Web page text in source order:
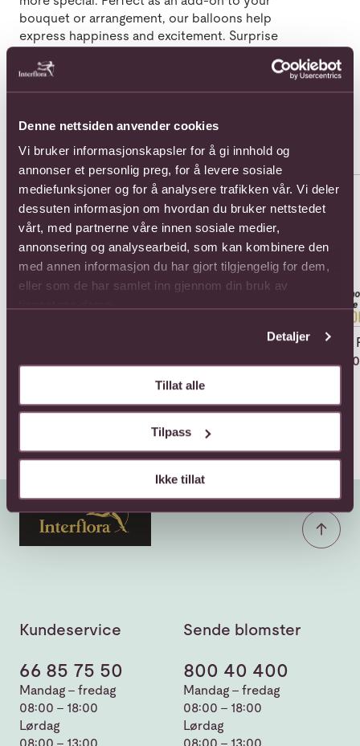
Denne nettsiden anvender cookies
Vi bruker informasjonskapsler for å gi innhold og
annonser et personlig preg, for å levere sosiale
mediefunksjoner og for å analysere trafikken vår. Vi deler
dessuten informasjon om hvordan du bruker nettstedet
vårt, med partnerne våre innen sosiale medier,
annonsering og analysearbeid, som kan kombinere den
med annen informasjon du har gjort tilgjengelig for dem,
eller som de har samlet inn gjennom din bruk av
Detaljer
Tillat alle
Tilpass
Ikke tillat
bouquet or arrangement, our balloons help
express happiness and excitement. Surprise
available with worldwide flower delivery.
Populære buketter i Bulgaria
Se mer om 11 Roses
935,-
Se mer om 15 Roses
1133,-
Kundeservice
66 85 75 50
Mandag - fredag
08:00 - 18:00
Lørdag
Sende blomster
800 40 400
Mandag - fredag
08:00 - 18:00
Lørdag